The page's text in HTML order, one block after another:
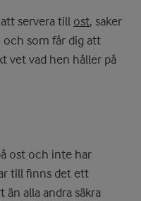
servera till ost, saker
och som får dig att
vet vad hen håller på
ost och inte har
till finns det ett
alla andra säkra